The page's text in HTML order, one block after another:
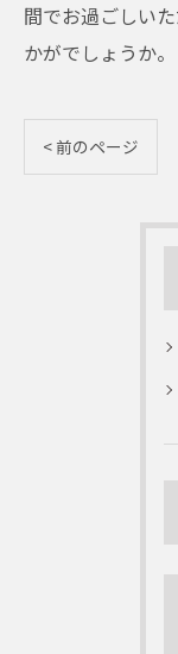
間でお過ごしい
かがでしょうか。
< 前のページ